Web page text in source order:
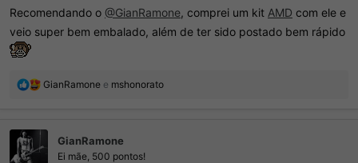
Recomendando o @GianRamone, comprei um kit AMD com ele e
veio super bem embalado, além de ter sido postado bem rápido
R
ç
GianRamone e mshonorato
GianRamone
Ei mãe, 500 pontos!